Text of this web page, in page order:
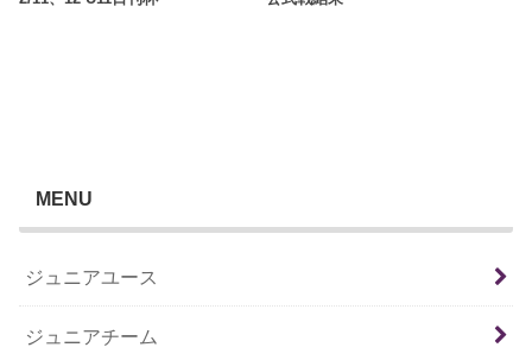
MENU
ジュニアユース
ジュニアチーム